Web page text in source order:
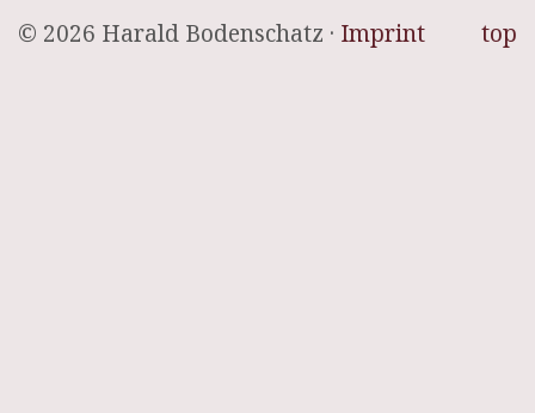
top
© 2026 Harald Bodenschatz · Imprint